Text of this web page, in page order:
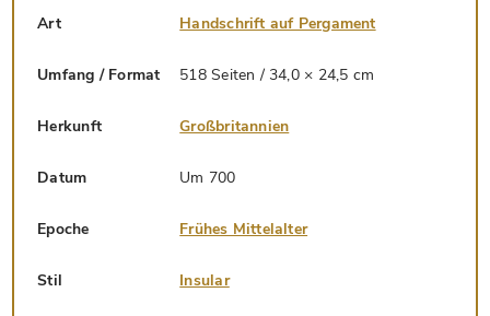
Art Handschrift auf Pergament
Umfang / Format 518 Seiten / 34,0 × 24,5 cm
Herkunft Großbritannien
Datum Um 700
Epoche Frühes Mittelalter
Stil Insular